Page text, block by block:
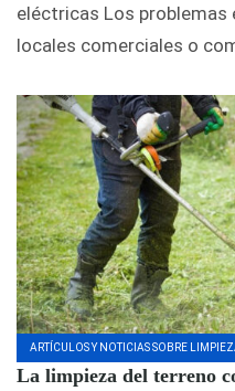
eléctricas Los problemas
locales comerciales o
ARTÍCULOS Y NOTICIAS SOBRE
La limpieza del terreno